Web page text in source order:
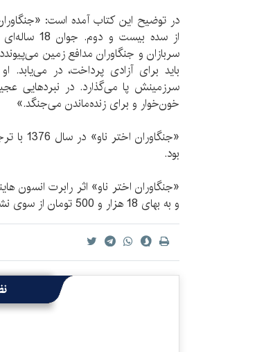
در توضیح این کتاب آمده است:
از سده
سربازان و جنگاوران مدافع زمین
باید برای آزادی پرداخت، در می‌یابد.
سرزمینش پا می‌گذارد. در نبردهایی
خون‌خوار و برای زنده‌ماندن می‌جنگد.»
بود.
و به بهای 18 هزار و 500 تومان از سوی نشر قطره منتشر شده است.